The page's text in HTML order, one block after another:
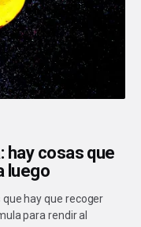
hay cosas que
luego
hay que recoger
para rendir al